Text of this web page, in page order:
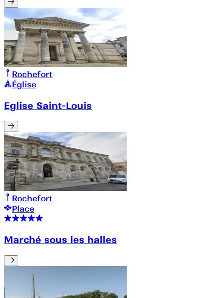
Rochefort
Église
Eglise Saint-Louis
Rochefort
Place
Marché sous les halles